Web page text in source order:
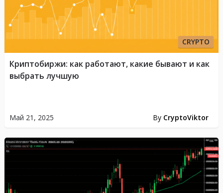
CRYPTO
Май 21, 2025 By CryptoViktor
Криптобиржи: как работают, какие бывают и как
выбрать лучшую